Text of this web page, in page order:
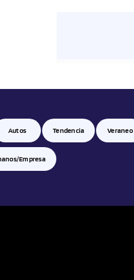
Autos Tendencia Veraneo
empresa